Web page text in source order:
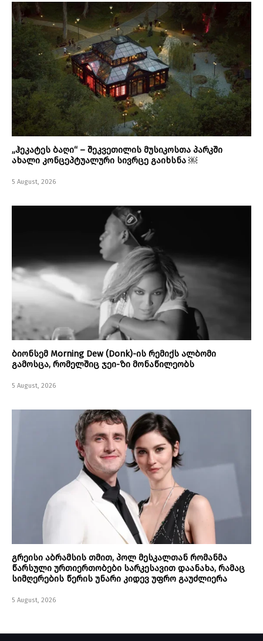
„ჰეკატეს ბაღი“ – შეკვეთილის მუსიკოსთა პარკში
ახალი კონცეპტუალური სივრცე გაიხსნა ￼
5 August, 2026
ბიონსემ Morning Dew (Donk)-ის რემიქს ალბომი
გამოსცა, რომელშიც ჯეი-ზი მონაწილეობს
5 August, 2026
გრეისი აბრამსის თმით, პოლ მესკალთან რომანმა
წარსული ურთიერთობები სარკესავით დაანახა, რამაც
სიმღერების წერის უნარი კიდევ უფრო გაუძლიერა
5 August, 2026